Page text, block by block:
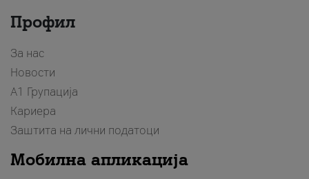
Профил
За нас
Новости
А1 Групација
Кариера
Заштита на лични податоци
Мобилна апликација